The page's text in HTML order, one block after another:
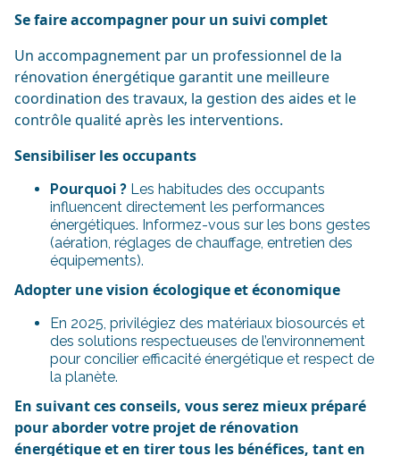
Se faire accompagner pour un suivi complet
Un accompagnement par un professionnel de la
rénovation énergétique garantit une meilleure
coordination des travaux, la gestion des aides et le
contrôle qualité après les interventions.
Sensibiliser les occupants
Pourquoi ? Les habitudes des occupants
influencent directement les performances
énergétiques. Informez-vous sur les bons gestes
(aération, réglages de chauffage, entretien des
équipements).
Adopter une vision écologique et économique
En 2025, privilégiez des matériaux biosourcés et
des solutions respectueuses de l’environnement
pour concilier efficacité énergétique et respect de
la planète.
En suivant ces conseils, vous serez mieux préparé
pour aborder votre projet de rénovation
énergétique et en tirer tous les bénéfices, tant en